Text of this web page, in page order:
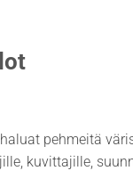
pehmeitä
kuvittajille,